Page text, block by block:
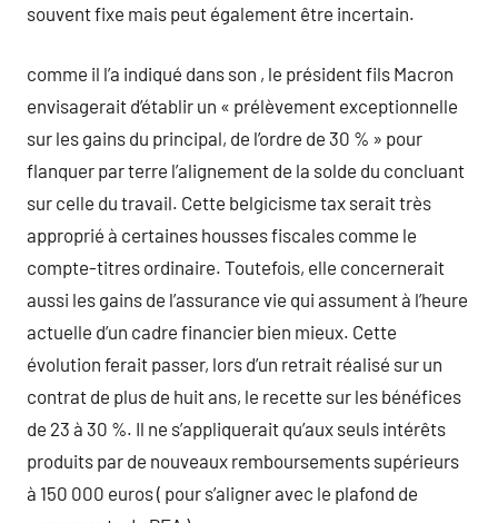
souvent fixe mais peut également être incertain.
comme il l’a indiqué dans son , le président fils Macron
envisagerait d’établir un « prélèvement exceptionnelle
sur les gains du principal, de l’ordre de 30 % » pour
flanquer par terre l’alignement de la solde du concluant
sur celle du travail. Cette belgicisme tax serait très
approprié à certaines housses fiscales comme le
compte-titres ordinaire. Toutefois, elle concernerait
aussi les gains de l’assurance vie qui assument à l’heure
actuelle d’un cadre financier bien mieux. Cette
évolution ferait passer, lors d’un retrait réalisé sur un
contrat de plus de huit ans, le recette sur les bénéfices
de 23 à 30 %. Il ne s’appliquerait qu’aux seuls intérêts
produits par de nouveaux remboursements supérieurs
à 150 000 euros ( pour s’aligner avec le plafond de